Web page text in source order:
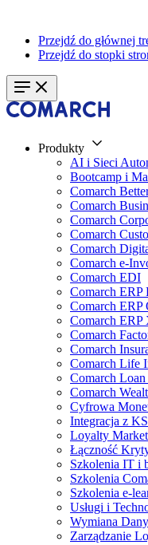
Przejdź do głównej
Przejdź do stopki
Produkty
AI i Sieci
Bootcamp i
Comarch
Comarch
Comarch
Comarch
Comarch
Comarch e-
Comarch EDI
Comarch ERP
Comarch ERP
Comarch ERP
Comarch
Comarch
Comarch Life
Comarch
Comarch
Cyfrowa
Integracja z
Loyalty
Łączność
Szkolenia IT i
Szkolenia
Szkolenia e-
Usługi i
Wymiana
Zarządzanie